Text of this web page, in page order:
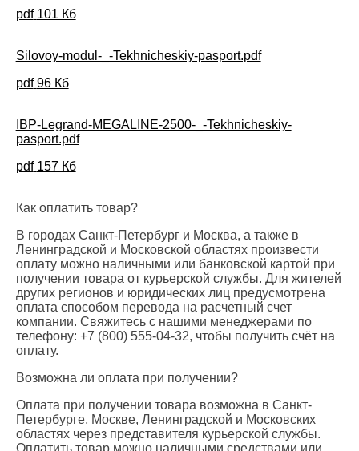
pdf 101 Кб
Silovoy-modul-_-Tekhnicheskiy-pasport.pdf
pdf 96 Кб
IBP-Legrand-MEGALINE-2500-_-Tekhnicheskiy-
pasport.pdf
pdf 157 Кб
Как оплатить товар?
В городах Санкт-Петербург и Москва, а также в
Ленинградской и Московской областях произвести
оплату можно наличными или банковской картой при
получении товара от курьерской службы. Для жителей
других регионов и юридических лиц предусмотрена
оплата способом перевода на расчетный счет
компании. Свяжитесь с нашими менеджерами по
телефону: +7 (800) 555-04-32, чтобы получить счёт на
оплату.
Возможна ли оплата при получении?
Оплата при получении товара возможна в Санкт-
Петербурге, Москве, Ленинградской и Московских
областях через представителя курьерской службы.
Оплатить товар можно наличными средствами или